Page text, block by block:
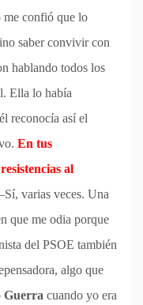
me confió que lo
saber convivir con
hablando todos los
Ella lo había
reconocía así el
En tus
al
varias veces. Una
que me odia porque
del PSOE también
algo que
Guerra cuando yo era